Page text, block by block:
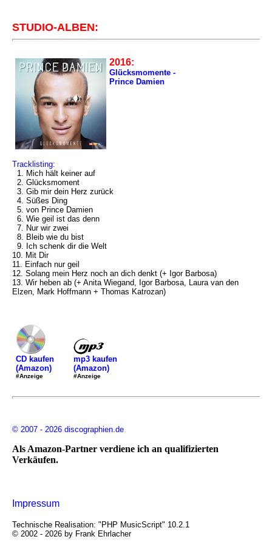
STUDIO-ALBEN:
2016:
Glücksmomente -
Prince Damien
Tracklisting:
1. Mich hält keiner auf
2. Glücksmoment
3. Gib mir dein Herz zurück
4. Süßes Ding
5. von Prince Damien
6. Wie geil ist das denn
7. Nur wir zwei
8. Bleib wie du bist
9. Ich schenk dir die Welt
10. Mit Dir
11. Einfach nur geil
12. Solang mein Herz noch an dich denkt (+ Igor Barbosa)
13. Wir heben ab (+ Anita Wiegand, Igor Barbosa, Laura van den
Elzen, Mark Hoffmann + Thomas Katrozan)
CD kaufen
(Amazon)
#Anzeige
mp3 kaufen
(Amazon)
#Anzeige
© 2007 - 2026 discographien.de
Als Amazon-Partner verdiene ich an qualifizierten
Verkäufen.
Impressum
Technische Realisation: "PHP MusicScript" 10.2.1
© 2002 - 2026 by Frank Ehrlacher